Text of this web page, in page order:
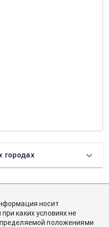
городах
носит
каких условиях не
положениями